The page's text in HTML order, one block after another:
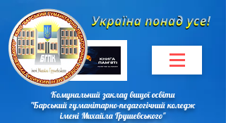
Комунальний заклад вищої освіти
"Барський гуманітарно-педагогічний коледж
імені Михайла Грушевського"